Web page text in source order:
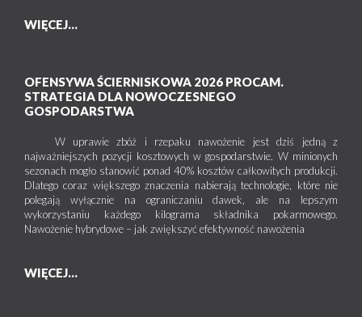
WIĘCEJ...
OFENSYWA ŚCIERNISKOWA 2026 PROCAM.
STRATEGIA DLA NOWOCZESNEGO
GOSPODARSTWA
W uprawie zbóż i rzepaku nawożenie jest dziś jedną z
najważniejszych pozycji kosztowych w gospodarstwie. W minionych
sezonach mogło stanowić ponad 40% kosztów całkowitych produkcji.
Dlatego coraz większego znaczenia nabierają technologie, które nie
polegają wyłącznie na ograniczaniu dawek, ale na lepszym
wykorzystaniu każdego kilograma składnika pokarmowego.
Nawożenie hybrydowe – jak zwiększyć efektywność nawożenia
WIĘCEJ...